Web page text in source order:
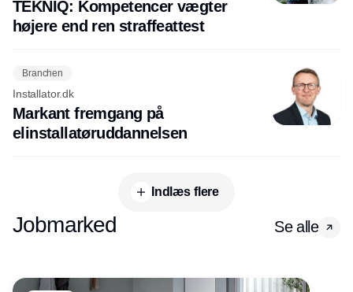
TEKNIQ: Kompetencer vægter
højere end ren straffeattest
Branchen
Installator.dk
Markant fremgang på
elinstallatøruddannelsen
Indlæs flere
Jobmarked Se alle